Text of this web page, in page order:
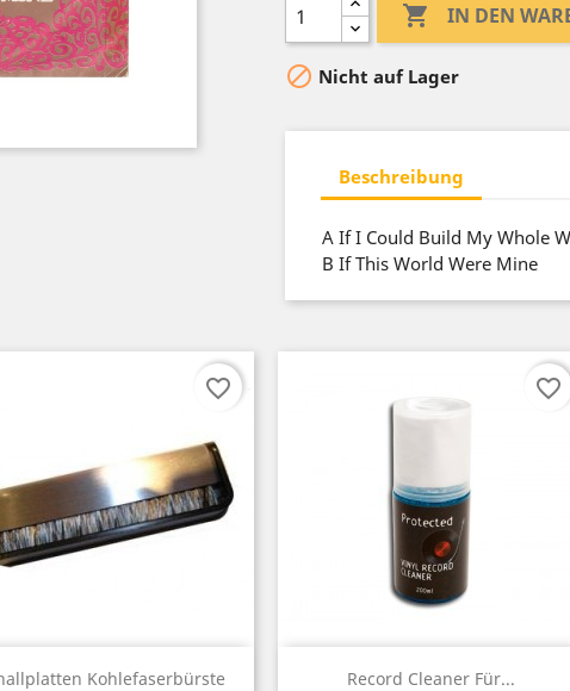
 IN DEN
 Nicht auf Lager
Beschreibung
A If I Could Build My Whole
B If This World Were Mine
Kohlefaserbürste
Vorschau
favorite_border
Record Cleaner Für...
Vorschau
favorite_border